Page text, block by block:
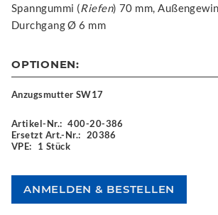
Spanngummi (Riefen) 70 mm,
Durchgang Ø 6 mm
OPTIONEN:
Anzugsmutter SW17
Artikel-Nr.: 400-20-386
Ersetzt Art.-Nr.: 20386
VPE:
1 Stück